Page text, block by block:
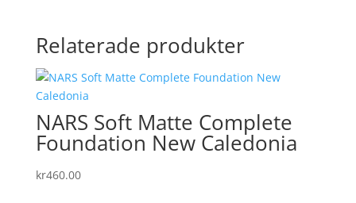
Relaterade produkter
NARS Soft Matte Complete
Foundation New Caledonia
kr460.00